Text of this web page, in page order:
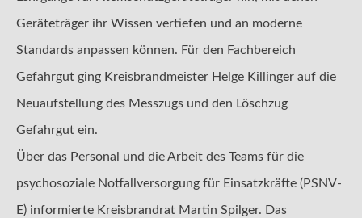
Geräteträger ihr Wissen vertiefen und an moderne
Standards anpassen können. Für den Fachbereich
Gefahrgut ging Kreisbrandmeister Helge Killinger auf die
Neuaufstellung des Messzugs und den Löschzug
Gefahrgut ein.
Über das Personal und die Arbeit des Teams für die
psychosoziale Notfallversorgung für Einsatzkräfte (PSNV-
E) informierte Kreisbrandrat Martin Spilger. Das